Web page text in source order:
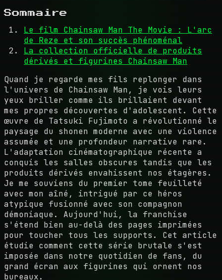
Sommaire
Le film Chainsaw Man The Movie : L'arc
de Reze et son succès phénoménal
La collection officielle de produits
dérivés et figurines Chainsaw Man
Quand je regarde mes fils replonger dans
l'univers de Chainsaw Man, je vois leurs
yeux briller comme ils brillaient devant
mes propres découvertes d'adolescent. Cette
œuvre de Tatsuki Fujimoto a révolutionné le
paysage du shonen moderne avec une violence
assumée et une profondeur narrative rare.
L'adaptation cinématographique récente a
conquis les salles obscures tandis que les
produits dérivés envahissent nos étagères.
Je me souviens du premier tome feuilleté
avec mon aîné, intrigué par ce héros
atypique fusionné avec son compagnon
démoniaque. Aujourd'hui, la franchise
s'étend bien au-delà des pages imprimées
pour toucher tous les supports. Cet article
étudie comment cette série brutale s'est
imposée dans notre quotidien de fans, du
grand écran aux figurines qui ornent nos
bureaux.